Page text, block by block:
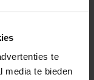
te
media te bieden
€ 1.250p/m